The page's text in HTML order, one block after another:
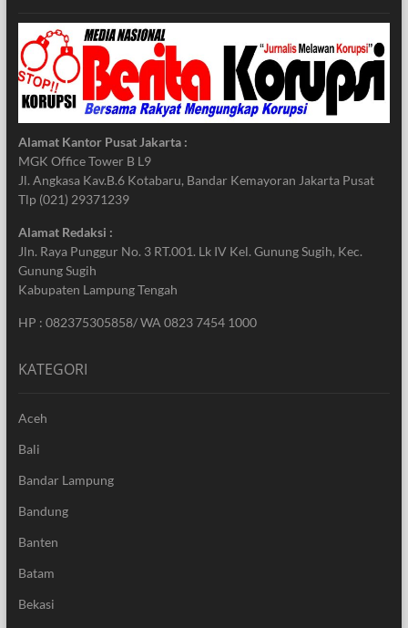
Alamat Kantor Pusat Jakarta :
MGK Office Tower B L9
Jl. Angkasa Kav.B.6 Kotabaru, Bandar Kemayoran Jakarta Pusat
Tlp (021) 29371239
Alamat Redaksi :
Jln. Raya Punggur No. 3 RT.001. Lk IV Kel. Gunung Sugih, Kec.
Gunung Sugih
Kabupaten Lampung Tengah
HP : 082375305858/ WA 0823 7454 1000
KATEGORI
Aceh
Bali
Bandar Lampung
Bandung
Banten
Batam
Bekasi